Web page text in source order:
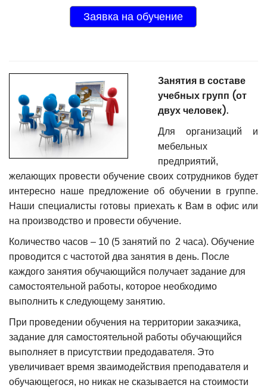
Заявка на обучение
Занятия в составе
учебных групп (от
двух человек).
Для организаций и
мебельных
предприятий,
желающих провести обучение своих сотрудников будет
интересно наше предложение об обучении в группе.
Наши специалисты готовы приехать к Вам в офис или
на производство и провести обучение.
Количество часов – 10 (5 занятий по 2 часа). Обучение
проводится с частотой два занятия в день. После
каждого занятия обучающийся получает задание для
самостоятельной работы, которое необходимо
выполнить к следующему занятию.
При проведении обучения на территории заказчика,
задание для самостоятельной работы обучающийся
выполняет в присутствии предодавателя. Это
увеличивает время зваимодействия преподавателя и
обучающегося, но никак не сказывается на стоимости